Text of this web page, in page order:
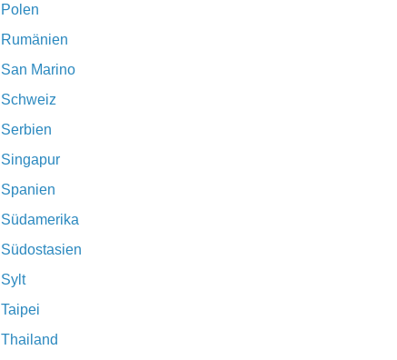
Polen
Rumänien
San Marino
Schweiz
Serbien
Singapur
Spanien
Südamerika
Südostasien
Sylt
Taipei
Thailand